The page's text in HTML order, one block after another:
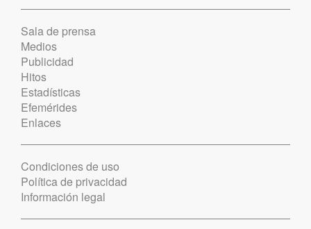
Sala de prensa
Medios
Publicidad
Hitos
Estadísticas
Efemérides
Enlaces
Condiciones de uso
Política de privacidad
Información legal